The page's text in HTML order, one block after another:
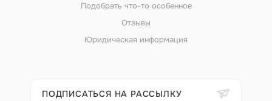
Подобрать что-то особенное
Отзывы
Юридическая информация
ПОДПИСАТЬСЯ НА РАССЫЛКУ